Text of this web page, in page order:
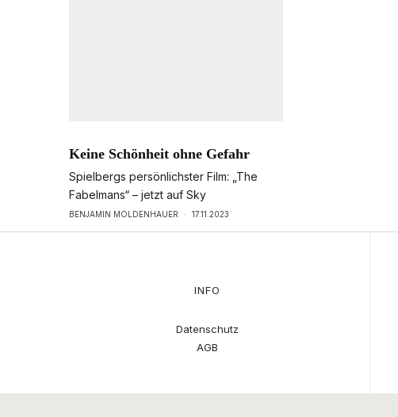
Keine Schönheit ohne Gefahr
Spielbergs persönlichster Film: „The
Fabelmans“ – jetzt auf Sky
BENJAMIN MOLDENHAUER · 17.11.2023
INFO
Datenschutz
AGB